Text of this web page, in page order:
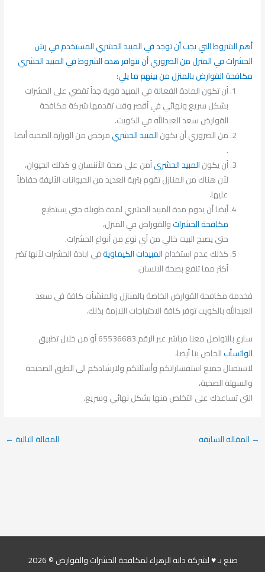
أهم الشروط التي يجب أن توجد في الميبد الحشري المستخدم في رش
الحشرات في المنزل من الضروري أن تتوافر هذه الشروط في المبيد الحشري
مكافحة القوارض بالمنزل من بينهم ما يلي:
أن تكون المادة الفعالة في المبيد قوية جداً تقضي على الحشرات
بشكل سريع ونهائي في أقصر وقت تقدمها شركة مكافحة
القوارض سعد العبدالله في الكويت.
من الضروري أن يكونالمبيد الحشريمرخص من الوزارة الصحية أيضا
.
أن يكونالمبيد الحشريأمن على صحة الأننسان و كذلك الحيوان،
لأن هناك من المنازل تقوم بتربة العديد من الحيوانات الأليفة حفاظاً
عليها.
أيضا أن يدوم مدة المبيد الحشري لمدة طويلة حتي يستطيع
مكافحة الحشراتوالقوراض في المنزل،
حتي يصبح البيت خالي من أي نوع من أنواع الحشرات.
كذلك عدم استخدامالمبيدات الكيماويةفي ابادة الحشرات لأنها تضر
أكثر مما تنفع بصحة الانسان.
فخدمة مكافحة القوارض الخاصة بالمنازل والمنشأت كافة في سعد
العبدالله بالكويت توفر كافة الاحتياجات اللازمة بذلك.
سارع بالتواصل معنا مباشر عبر الرقم 65536683 أو من خلال تطبيق
الواتسأبالخاص بنا أيضا،
لاستقبال جميع استفساراتكم وأسئلتكم ولارشادكم الى الطرق الصحيحة
والسهلة الصحية،
التي تساعدك على التخلص منها بشكل نهائي وسريع.
→ المقالة السابقة المقالة التالية←
صنع بـ ♥ لشركة دانة الزهراء لمكافحة الحشرات والقوارض © 2026